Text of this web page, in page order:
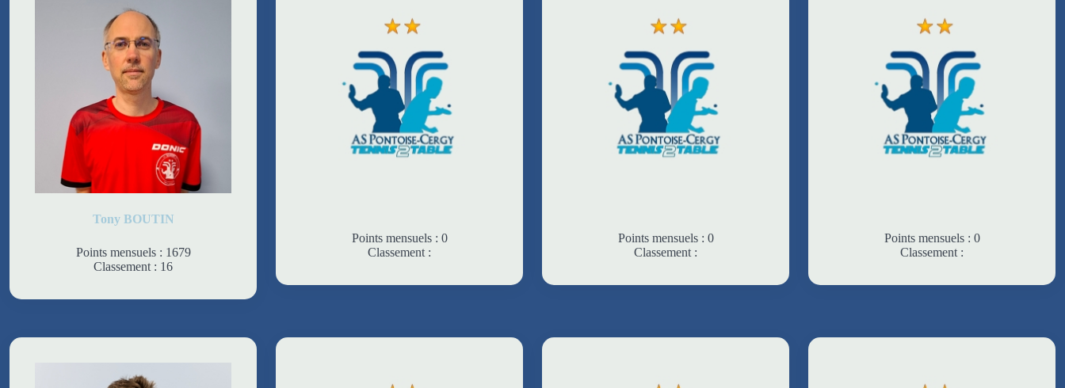
Tony BOUTIN
Points mensuels : 1679
Classement : 16
Points mensuels : 0
Classement :
Points mensuels : 0
Classement :
Points mensuels : 0
Classement :